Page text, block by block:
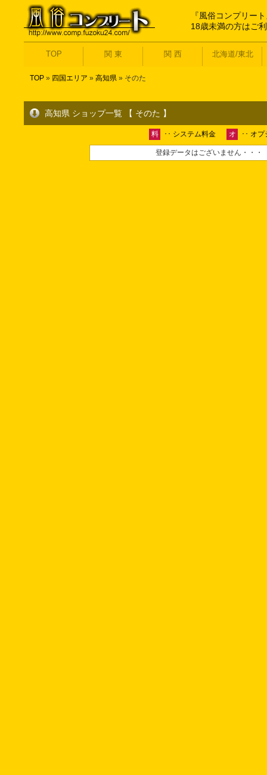
『風俗コンプリー
18歳未満の方はご
TOP 関 東 関 西 北海道/東北
TOP » 四国エリア » 高知県 » そのた
高知県 ショップ一覧 【 そのた 】
料 ･･ システム料金 オ ･･ オ
登録データはございません・・・